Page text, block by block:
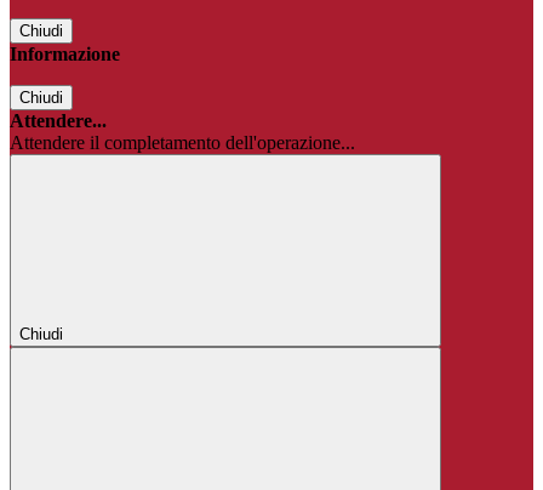
Chiudi
Informazione
Chiudi
Attendere...
Attendere il completamento dell'operazione...
Chiudi